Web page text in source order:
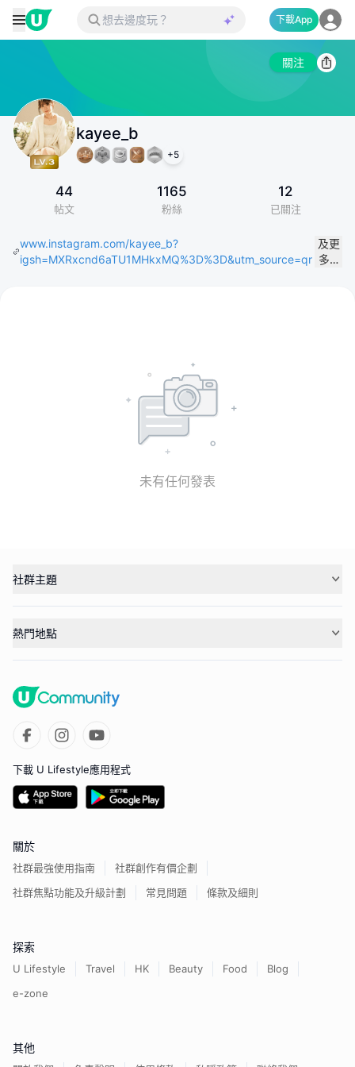
下載App
關注
kayee_b
+5
44
帖文
1165
粉絲
12
已關注
www.instagram.com/kayee_b?
igsh=MXRxcnd6aTU1MHkxMQ%3D%3D&utm_source=qr
及更
多…
未有任何發表
社群主題
熱門地點
下載 U Lifestyle應用程式
關於
社群最強使用指南
社群創作有價企劃
社群焦點功能及升級計劃
常見問題 條款及細則
探索
U Lifestyle Travel HK Beauty Food
Blog
e-zone
其他